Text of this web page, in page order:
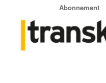
Abonnement